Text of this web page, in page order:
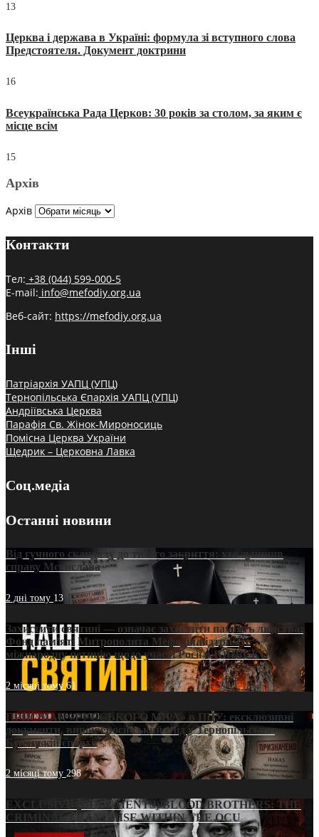
13
Церква і держава в Україні: формула зі вступного слова
Предстоятеля. Документ доктрини
16
Всеукраїнська Рада Церков: 30 років за столом, за яким є
місце всім
15
Архів
Архів
Контакти
Тел: +38 (044) 599-000-5
E-mail: info@mefodiy.org.ua
Веб-сайт: https://mefodiy.org.ua
Інші
Патріархія УАПЦ (УПЦ)
Тернопільська Єпархія УАПЦ (УПЦ)
Андріївська Церква
Парафія Св. Жінок-Мироносиць
Помісна Церква України
Щедрик – Церковна Лавка
Соц.медіа
Останні новини
Від гучного скандалу до тихого закриття: хто зупинив
справу Мстислава
2 дні тому 13
Захистити святині — означає захистити пам’ять людства:
Фонд пам’яті Митрополита Мефодія підтримує
міжнародну петицію щодо участі Росії в ЮНЕСКО
2 місяці тому61
ПРИСМАК «РУССЬКОГО МІРА» в ПЦУ: ексклюзивні
документи, вирок і російський слід у Тернопільсько-
Бучацькій єпархії
2 місяці тому 298
EXCLUSIVE (DOCUMENTS)/BLOOD BROTHERS: THE
CRIMINAL FRANCHISE WITHIN THE OCU